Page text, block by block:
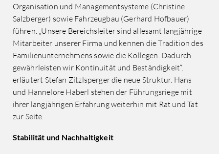
Organisation und Managementsysteme (Christine
Salzberger) sowie Fahrzeugbau (Gerhard Hofbauer)
führen. „Unsere Bereichsleiter sind allesamt langjährige
Mitarbeiter unserer Firma und kennen die Tradition des
Familienunternehmens sowie die Kollegen. Dadurch
gewährleisten wir Kontinuität und Beständigkeit“,
erläutert Stefan Zitzlsperger die neue Struktur. Hans
und Hannelore Haberl stehen der Führungsriege mit
ihrer langjährigen Erfahrung weiterhin mit Rat und Tat
zur Seite.
Stabilität und Nachhaltigkeit